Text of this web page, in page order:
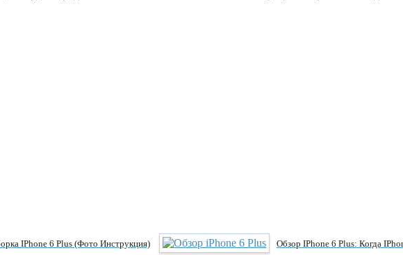
IPhone 6 Plus (фото Инструкция) Обзор IPhone 6 Plus: Когда